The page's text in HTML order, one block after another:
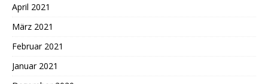
April 2021
März 2021
Februar 2021
Januar 2021